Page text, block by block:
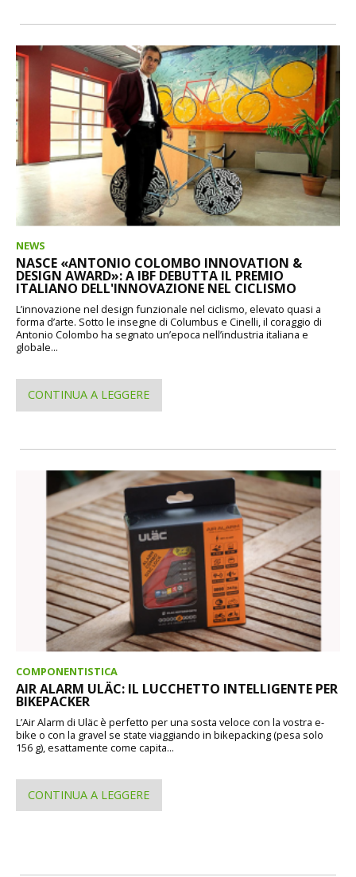
NEWS
NASCE «ANTONIO COLOMBO INNOVATION &
DESIGN AWARD»: A IBF DEBUTTA IL PREMIO
ITALIANO DELL'INNOVAZIONE NEL CICLISMO
L’innovazione nel design funzionale nel ciclismo, elevato quasi a
forma d’arte. Sotto le insegne di Columbus e Cinelli, il coraggio di
Antonio Colombo ha segnato un’epoca nell’industria italiana e
globale...
CONTINUA A LEGGERE
COMPONENTISTICA
AIR ALARM ULÄC: IL LUCCHETTO INTELLIGENTE PER
BIKEPACKER
L’Air Alarm di Uläc è perfetto per una sosta veloce con la vostra e-
bike o con la gravel se state viaggiando in bikepacking (pesa solo
156 g), esattamente come capita...
CONTINUA A LEGGERE